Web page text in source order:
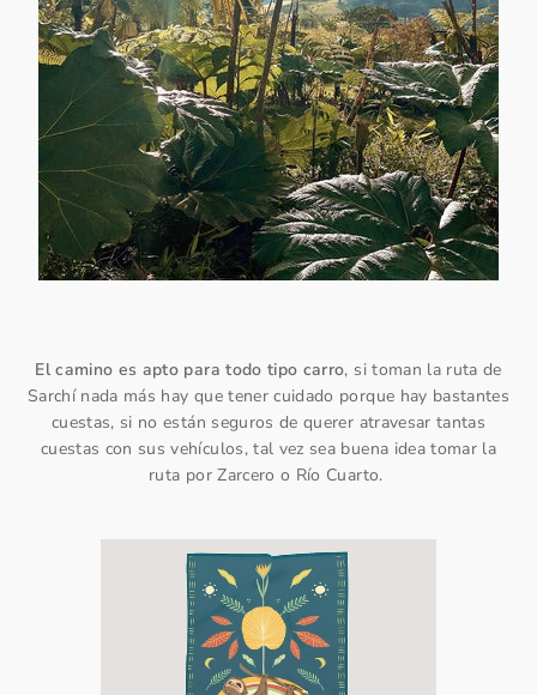
El camino es apto para todo tipo carro, si toman la ruta de
Sarchí nada más hay que tener cuidado porque hay bastantes
cuestas, si no están seguros de querer atravesar tantas
cuestas con sus vehículos, tal vez sea buena idea tomar la
ruta por Zarcero o Río Cuarto.